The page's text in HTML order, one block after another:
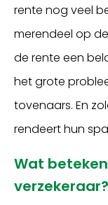
rente nog veel
merendeel op
de rente een
het grote
tovenaars. En
rendeert hun
Wat
verzekeraar?